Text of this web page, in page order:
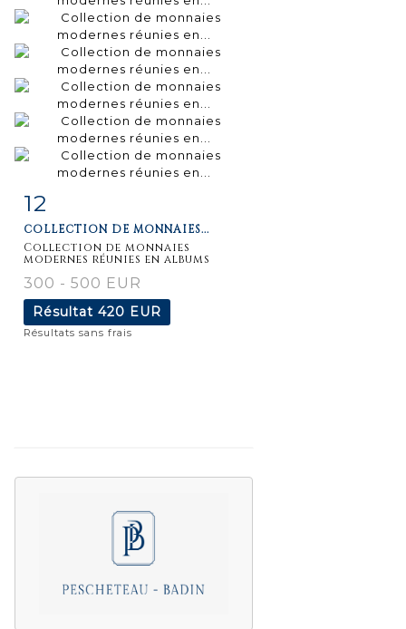
12
COLLECTION DE MONNAIES...
Collection de monnaies
modernes réunies en albums
300 - 500 EUR
Résultat 420 EUR
Résultats sans frais